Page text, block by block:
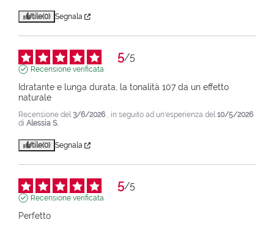
Utile(0) Segnala
5/5
Recensione verificata
Idratante e lunga durata, la tonalità 107 da un effetto
naturale
Recensione del 3/6/2026 , in seguito ad un'esperienza del 10/5/2026
di Alessia S.
Utile(0) Segnala
5/5
Recensione verificata
Perfetto